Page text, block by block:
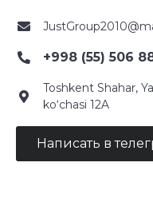
+998 (55) 506
Toshkent Shahar,
ko‘chasi 12A
Написать в